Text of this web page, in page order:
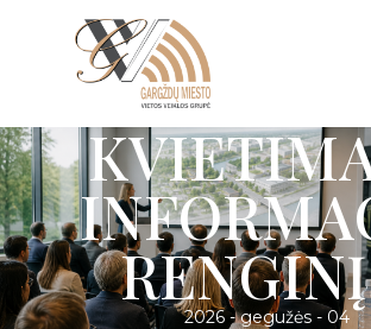
2026 - gegužės - 04